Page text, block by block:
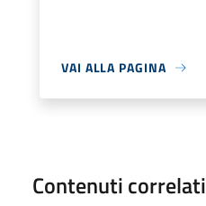
VAI ALLA PAGINA
Contenuti correlati